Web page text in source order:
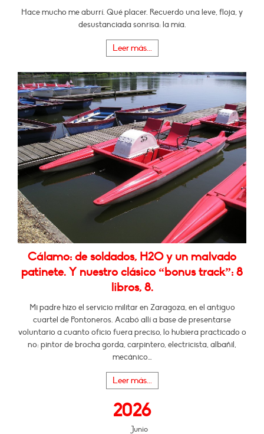
Hace mucho me aburrí. Qué placer. Recuerdo una leve, floja, y
desustanciada sonrisa: la mía.
Leer más...
Cálamo: de soldados, H2O y un malvado
patinete. Y nuestro clásico “bonus track”: 8
libros, 8.
Mi padre hizo el servicio militar en Zaragoza, en el antiguo
cuartel de Pontoneros. Acabó allí a base de presentarse
voluntario a cuanto oficio fuera preciso, lo hubiera practicado o
no: pintor de brocha gorda, carpintero, electricista, albañil,
mecánico…
Leer más...
2026
Junio